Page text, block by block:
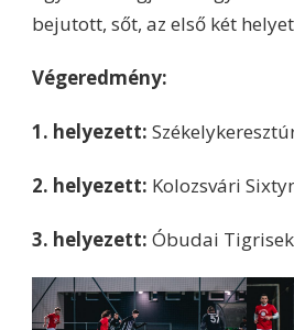
bejutott, sőt, az első két
Végeredmény:
1. helyezett:
2. helyezett: Kolozsvári
3. helyezett: Óbudai Tigrisek